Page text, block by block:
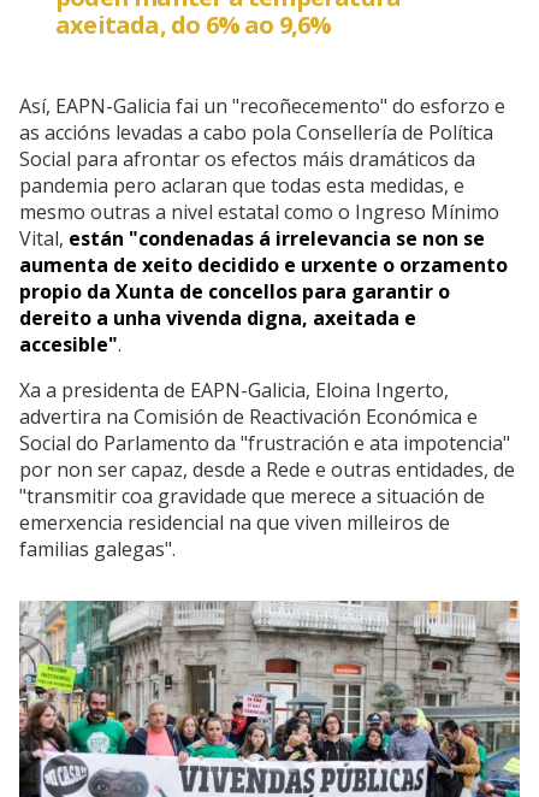
axeitada, do 6% ao 9,6%
Así, EAPN-Galicia fai un "recoñecemento" do esforzo e
as accións levadas a cabo pola Consellería de Política
Social para afrontar os efectos máis dramáticos da
pandemia pero aclaran que todas esta medidas, e
mesmo outras a nivel estatal como o Ingreso Mínimo
Vital, están "condenadas á irrelevancia se non se
aumenta de xeito decidido e urxente o orzamento
propio da Xunta de concellos para garantir o
dereito a unha vivenda digna, axeitada e
accesible".
Xa a presidenta de EAPN-Galicia, Eloina Ingerto,
advertira na Comisión de Reactivación Económica e
Social do Parlamento da "frustración e ata impotencia"
por non ser capaz, desde a Rede e outras entidades, de
"transmitir coa gravidade que merece a situación de
emerxencia residencial na que viven milleiros de
familias galegas".